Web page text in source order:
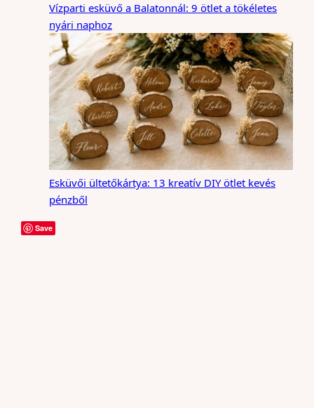
Vízparti esküvő a Balatonnál: 9 ötlet a tökéletes
nyári naphoz
Esküvői ültetőkártya: 13 kreatív DIY ötlet kevés
pénzből
Save